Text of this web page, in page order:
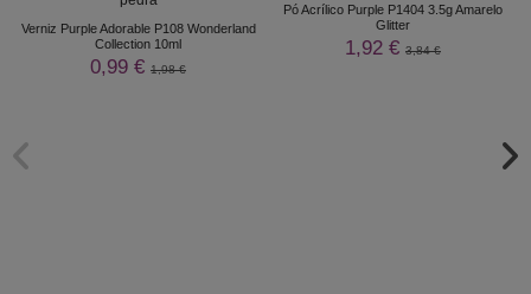
Verniz Purple Adorable P108 Wonderland
Collection 10ml
0,99 € 1,98 €
Pó Acrílico Purple P1404 3.5g Amarelo
Glitter
1,92 € 3,84 €